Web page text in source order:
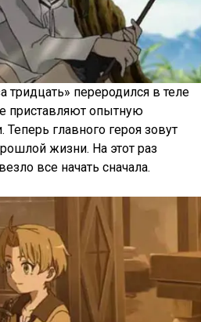
переродился в теле
приставляют опытную
Теперь главного героя зовут
жизни. На этот раз
все начать сначала.